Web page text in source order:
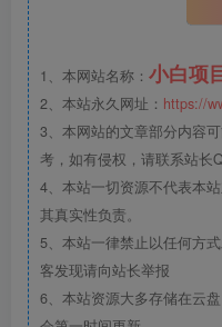
1、本网站名称： 小白项
2、本站永久网址： https://
3、本网站的文章部分内容
考，如有侵权，请联系站长
4、本站一切资源不代表本
其真实性负责。
5、本站一律禁止以任何方
客发现请向站长举报
6、本站资源大多存储在云